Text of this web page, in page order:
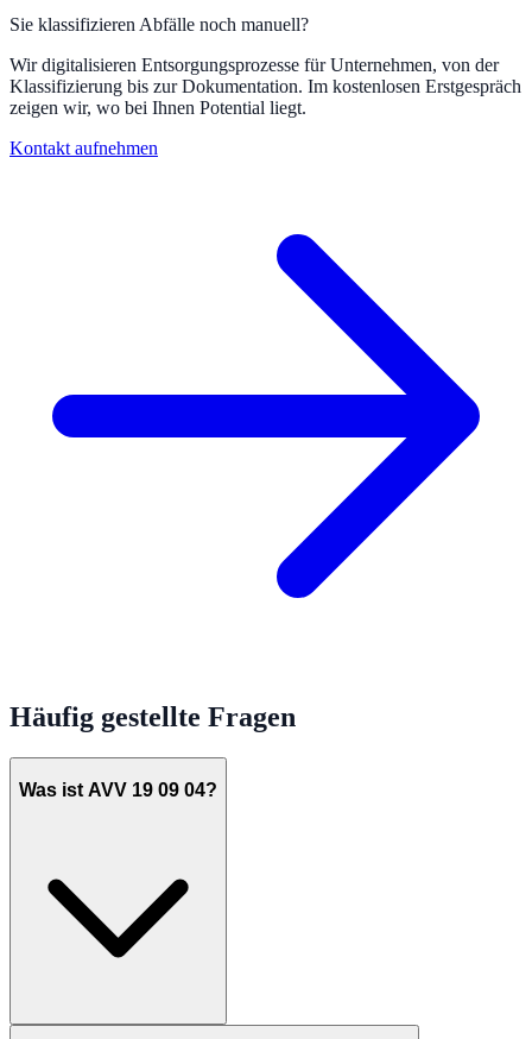
Sie klassifizieren Abfälle noch manuell?
Wir digitalisieren Entsorgungsprozesse für Unternehmen, von der
Klassifizierung bis zur Dokumentation. Im kostenlosen Erstgespräch
zeigen wir, wo bei Ihnen Potential liegt.
Kontakt aufnehmen
Häufig gestellte Fragen
Was ist AVV 19 09 04?